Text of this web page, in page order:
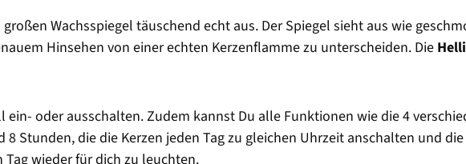
Wachsspiegel täuschend echt aus. Der Spiegel sieht aus wie
Hinsehen von einer echten Kerzenflamme zu unterscheiden. Die
ein- oder ausschalten. Zudem kannst Du alle Funktionen wie die 4
Stunden, die die Kerzen jeden Tag zu gleichen Uhrzeit anschalten und
Tag wieder für dich zu leuchten.